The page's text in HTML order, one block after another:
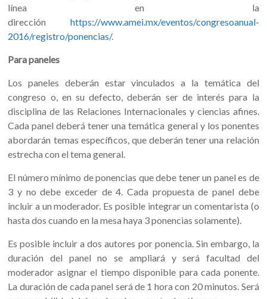
línea en la
dirección https://www.amei.mx/eventos/congresoanual-
2016/registro/ponencias/.
Para paneles
Los paneles deberán estar vinculados a la temática del
congreso o, en su defecto, deberán ser de interés para la
disciplina de las Relaciones Internacionales y ciencias afines.
Cada panel deberá tener una temática general y los ponentes
abordarán temas específicos, que deberán tener una relación
estrecha con el tema general.
El número mínimo de ponencias que debe tener un panel es de
3 y no debe exceder de 4. Cada propuesta de panel debe
incluir a un moderador. Es posible integrar un comentarista (o
hasta dos cuando en la mesa haya 3 ponencias solamente).
Es posible incluir a dos autores por ponencia. Sin embargo, la
duración del panel no se ampliará y será facultad del
moderador asignar el tiempo disponible para cada ponente.
La duración de cada panel será de 1 hora con 20 minutos. Será